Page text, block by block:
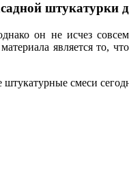
штукатурки
он не исчез
является то,
смеси